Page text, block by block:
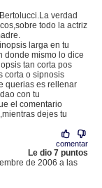
verdad
todo la actriz
larga en tu
donde mismo lo dice
tan corta pos
corta o sipnosis
querias es rellenar
con tu
el comentario
dejes tu
comentar
Le dio 7 puntos
de 2006 a las